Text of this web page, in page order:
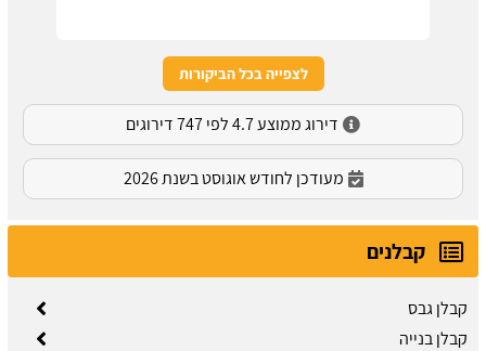
לצפייה בכל הביקורות
דירוג ממוצע 4.7 לפי 747 דירוגים
מעודכן לחודש אוגוסט בשנת 2026
קבלנים
קבלן גבס
קבלן בנייה